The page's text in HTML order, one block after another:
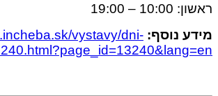
– 19:00
נוסף: vystavy/dni-